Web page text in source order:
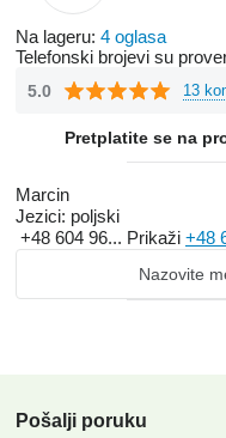
Na lageru: 4 oglasa
Telefonski brojevi su
5.0 13
Pretplatite se na
Marcin
Jezici: poljski
+48 604 96... Prikaži +48
Nazovite
Pošalji poruku